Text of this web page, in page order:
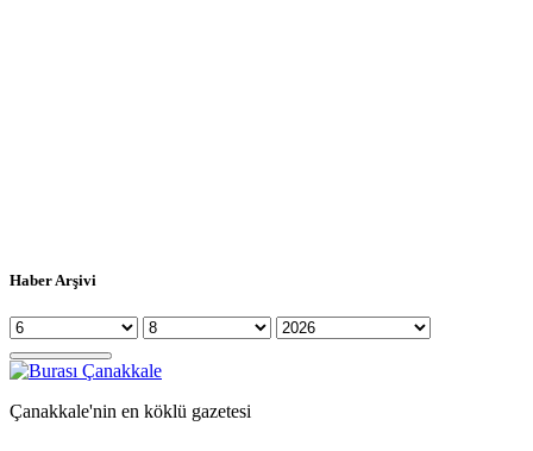
Haber Arşivi
Çanakkale'nin en köklü gazetesi